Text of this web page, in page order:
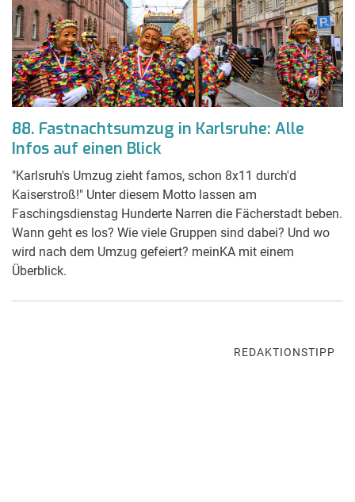
88. Fastnachtsumzug in Karlsruhe: Alle
Infos auf einen Blick
"Karlsruh's Umzug zieht famos, schon 8x11 durch'd
Kaiserstroß!" Unter diesem Motto lassen am
Faschingsdienstag Hunderte Narren die Fächerstadt beben.
Wann geht es los? Wie viele Gruppen sind dabei? Und wo
wird nach dem Umzug gefeiert? meinKA mit einem
Überblick.
REDAKTIONSTIPP